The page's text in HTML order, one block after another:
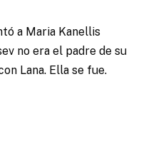
a Maria Kanellis
no era el padre de su
Lana. Ella se fue.